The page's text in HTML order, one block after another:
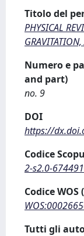
Titolo del
PHYSICAL
Numero e
and part)
no. 9
DOI
https://
Codice
2-s2.0-
Codice
Tutti gli